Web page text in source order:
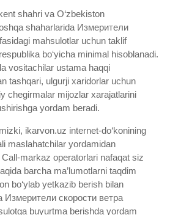
shahri va O‘zbekiston
shaharlarida Измерители
mahsulotlar uchun taklif
bo‘yicha minimal hisoblanadi.
vositachilar ustama haqqi
tashqari, ulgurji xaridorlar uchun
chegirmalar mijozlar xarajatlarini
yordam beradi.
ikarvon.uz internet-do‘konining
maslahatchilar yordamidan
markaz operatorlari nafaqat siz
barcha ma’lumotlarni taqdim
bo‘ylab yetkazib berish bilan
скорости ветра
buyurtma berishda yordam